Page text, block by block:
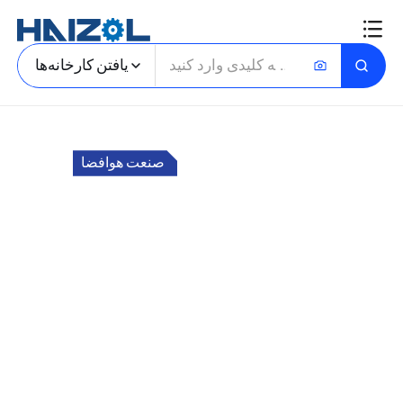
یافتن کارخانه‌ها
صنعت هوافضا